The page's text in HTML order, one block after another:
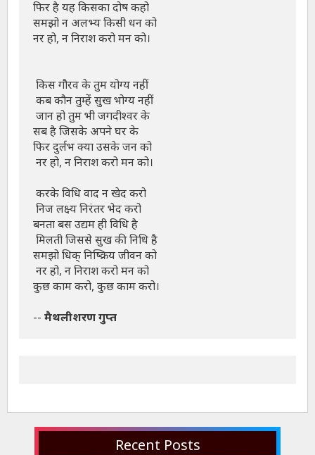
फिर है यह किसका दोष कहो
समझो न अलभ्य किसी धन को
नर हो, न निराश करो मन को।
सब है जिसके अपने घर के
फिर दुर्लभ क्या उसके जन को
बनता बस उद्यम ही विधि है
समझो धिक् निष्क्रिय जीवन को
कुछ काम करो, कुछ काम करो।
-- मैथलीशरण गुप्त
Recent Posts